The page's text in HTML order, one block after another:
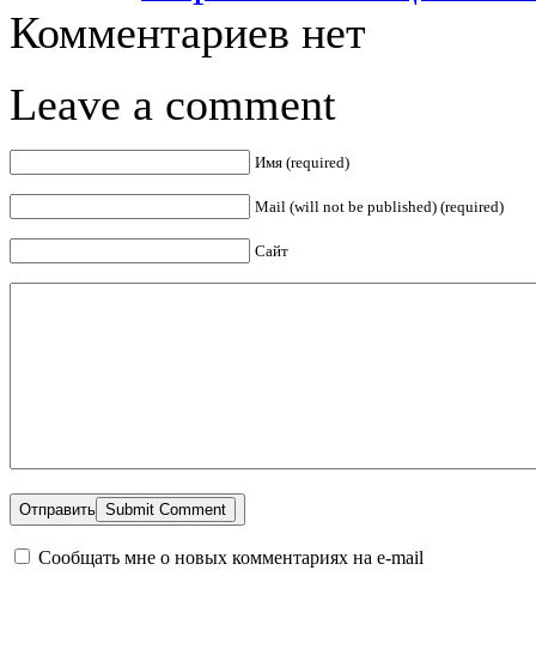
Комментариев нет
Leave a comment
Имя (required)
Mail (will not be published) (required)
Сайт
Отправить
Сообщать мне о новых комментариях на e-mail